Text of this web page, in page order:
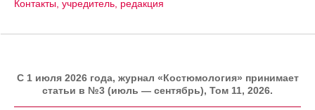
Контакты, учредитель, редакция
C 1 июля 2026 года, журнал «Костюмология» принимает
статьи в №3 (июль — сентябрь), Том 11, 2026.